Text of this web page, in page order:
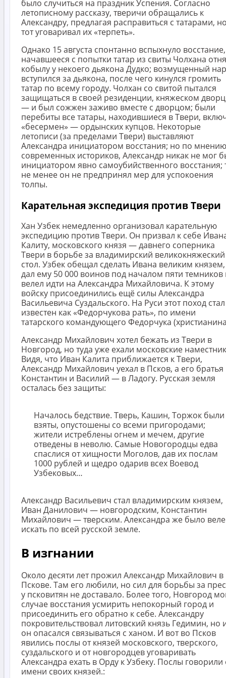
было случиться на праздник Успения. Согласно
летописному рассказу, тверичи обращались к
Александру, предлагая расправиться с татарами,
тот уговаривал их «терпеть».
Однако 15 августа спонтанно вспыхнуло восстание,
начавшееся с попытки татар из свиты Чолхана
кобылу у некоего дьякона Дудко; возмущенный
вступился за дьякона, после чего кинулся громить
татар по всему городу. Чолхан со свитой пытался
защищаться в своей резиденции, княжеском
— и был сожжен заживо вместе с дворцом; были
перебиты все татары, находившиеся в Твери,
«бесермен» — ордынских купцов. Некоторые
летописи (за пределами Твери) выставляют
Александра инициатором восстания; но по мнению
современных историков, Александр никак не мог
инициатором явно самоубийственного восстания;
не менее он не предпринял мер для успокоения
толпы.
Карательная экспедиция против Твери
Хан Узбек немедленно организовал карательную
экспедицию против Твери. Он призвал к себе
Калиту, московского князя — давнего соперника
Твери в борьбе за владимирский великокняжеский
стол. Узбек обещал сделать Ивана великим князем,
дал ему 50 000 воинов под началом пяти темников
велел идти на Александра Михайловича. К этому
войску присоединились ещё силы Александра
Васильевича Суздальского. На Руси этот поход стал
известен как «Федорчукова рать», по имени
татарского командующего Федорчука
Александр Михайлович хотел бежать из Твери в
Новгород, но туда уже ехали московские
Видя, что Иван Калита приближается к Твери,
Александр Михайлович уехал в Псков, а его братья
Константин и Василий — в Ладогу. Русская земля
осталась без защиты:
Началось бедствие. Тверь, Кашин, Торжок были
взяты, опустошены со всеми пригородами;
жители истреблены огнем и мечем, другие
отведены в неволю. Самые Новогородцы едва
спаслися от хищности Моголов, дав их послам
1000 рублей и щедро одарив всех Воевод
Узбековых…
Александр Васильевич стал владимирским князем,
Иван Данилович — новгородским, Константин
Михайлович — тверским. Александра же было
искать по всей русской земле.
В изгнании
Около десяти лет прожил Александр Михайлович в
Пскове. Там его любили, но сил для борьбы за
у псковитян не доставало. Более того, Новгород
случае восстания усмирить непокорный город и
присоединить его обратно к себе. Александру
покровительствовал литовский князь Гедимин, но
он опасался связываться с ханом. И вот во Псков
явились послы от князей московского, тверского,
суздальского и от новгородцев уговаривать
Александра ехать в Орду к Узбеку. Послы говорили
имени своих князей.: